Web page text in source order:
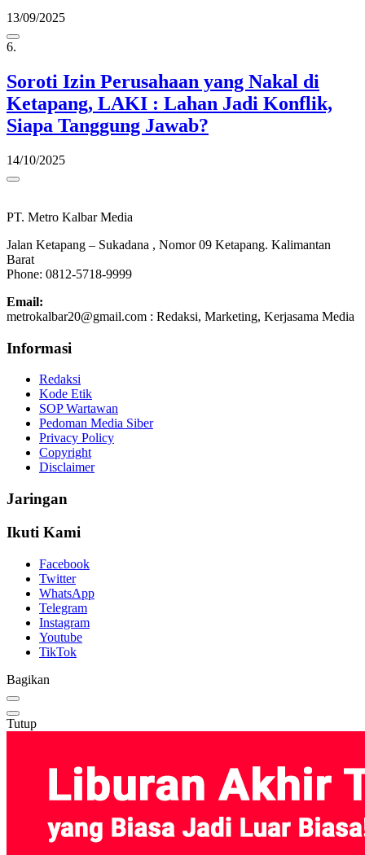
13/09/2025
6.
Soroti Izin Perusahaan yang Nakal di
Ketapang, LAKI : Lahan Jadi Konflik,
Siapa Tanggung Jawab?
14/10/2025
PT. Metro Kalbar Media
Jalan Ketapang – Sukadana , Nomor 09 Ketapang. Kalimantan
Barat
Phone: 0812-5718-9999
Email:
metrokalbar20@gmail.com : Redaksi, Marketing, Kerjasama Media
Informasi
Redaksi
Kode Etik
SOP Wartawan
Pedoman Media Siber
Privacy Policy
Copyright
Disclaimer
Jaringan
Ikuti Kami
Facebook
Twitter
WhatsApp
Telegram
Instagram
Youtube
TikTok
Bagikan
Tutup